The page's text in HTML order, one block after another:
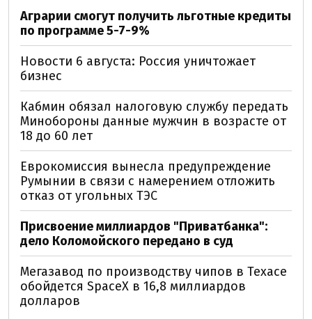
Аграрии смогут получить льготные кредиты
по программе 5-7-9%
Новости 6 августа: Россия уничтожает
бизнес
Кабмин обязал налоговую службу передать
Минобороны данные мужчин в возрасте от
18 до 60 лет
Еврокомиссия вынесла предупреждение
Румынии в связи с намерением отложить
отказ от угольных ТЭС
Присвоение миллиардов "Приватбанка":
дело Коломойского передано в суд
Мегазавод по производству чипов в Техасе
обойдется SpaceX в 16,8 миллиардов
долларов